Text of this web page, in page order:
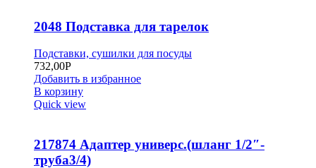
2048 Подставка для тарелок
Подставки, сушилки для посуды
732,00Р
Добавить в избранное
В корзину
Quick view
217874 Адаптер универс.(шланг 1/2″-
труба3/4)